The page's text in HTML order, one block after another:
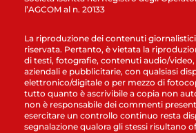
l’AGCOM al n. 20133
La riproduzione dei contenuti giornalistici
riservata. Pertanto, è vietata la
di testi, fotografie, contenuti audio/
aziendali e pubblicitarie, con qualsiasi
elettronico/digitale o per mezzo di
tutto quanto è ascrivibile a copia non
non è responsabile dei commenti
esercitare un controllo continuo resta
segnalazione qualora gli stessi risultano